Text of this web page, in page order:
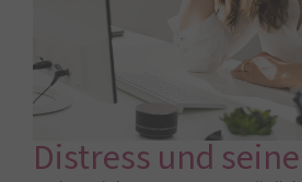
Distress und